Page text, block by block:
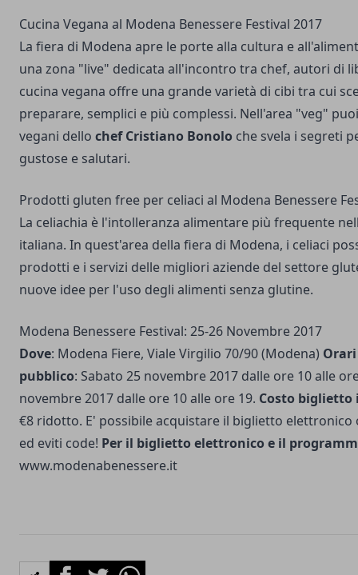
Cucina Vegana al Modena Benessere Festival 2017
La fiera di Modena apre le porte alla cultura e
una zona "live" dedicata all'incontro tra chef, autori di
cucina vegana offre una grande varietà di cibi tra cui
preparare, semplici e più complessi. Nell'area "veg"
vegani dello chef Cristiano Bonolo che svela i segreti
gustose e salutari.
Prodotti gluten free per celiaci al Modena Benessere
La celiachia è l'intolleranza alimentare più frequente
italiana. In quest'area della fiera di Modena, i celiaci
prodotti e i servizi delle migliori aziende del settore
nuove idee per l'uso degli alimenti senza glutine.
Modena Benessere Festival: 25-26 Novembre 2017
Dove: Modena Fiere, Viale Virgilio 70/90 (Modena)
pubblico: Sabato 25 novembre 2017 dalle ore 10 alle
novembre 2017 dalle ore 10 alle ore 19. Costo biglietto
€8 ridotto. E' possibile acquistare il biglietto elettronico
ed eviti code! Per il biglietto elettronico e il
www.modenabenessere.it
FacebookTwitterWhatsapp